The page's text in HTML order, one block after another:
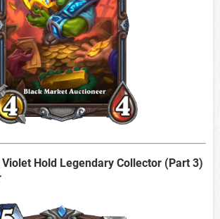
Hold Legendary Collector (Part 3)